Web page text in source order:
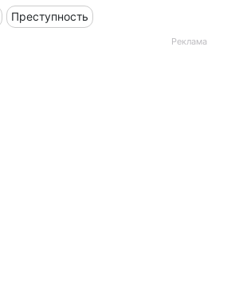
Преступность